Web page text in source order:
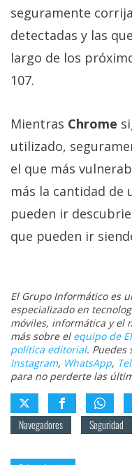
seguramente
detectadas y las
largo de los
107.
Mientras Chrome
utilizado,
el que más
más la cantidad de
pueden ir
que pueden ir
El Grupo Informático es
especializado en
móviles, informática y el
más sobre el equipo de
política editorial. Puedes
Instagram, WhatsApp,
para no perderte las
Navegadores
Seguridad